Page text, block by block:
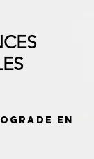
en